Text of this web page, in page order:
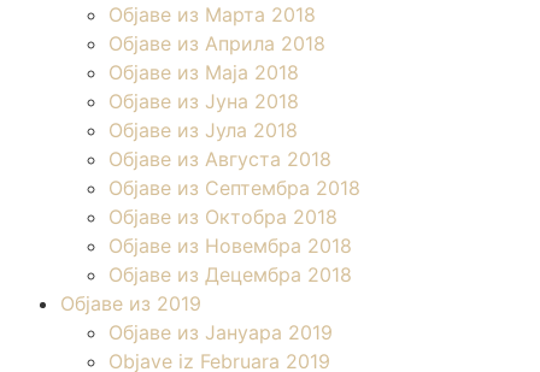
Објаве из Марта 2018
Објаве из Априла 2018
Објаве из Маја 2018
Објаве из Јуна 2018
Објаве из Јула 2018
Објаве из Августа 2018
Објаве из Септембра 2018
Објаве из Октобра 2018
Објаве из Новембра 2018
Објаве из Децембра 2018
Објаве из 2019
Објаве из Јануара 2019
Objave iz Februara 2019